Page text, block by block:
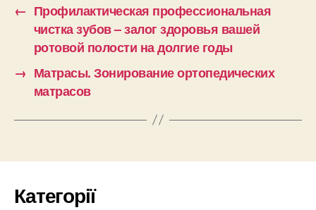
← Профилактическая профессиональная
чистка зубов – залог здоровья вашей
ротовой полости на долгие годы
→ Матрасы. Зонирование ортопедических
матрасов
Категорії